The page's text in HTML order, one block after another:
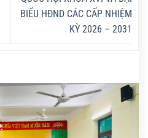
BIỂU HĐND CÁC CẤP NHIỆM
KỲ 2026 – 2031